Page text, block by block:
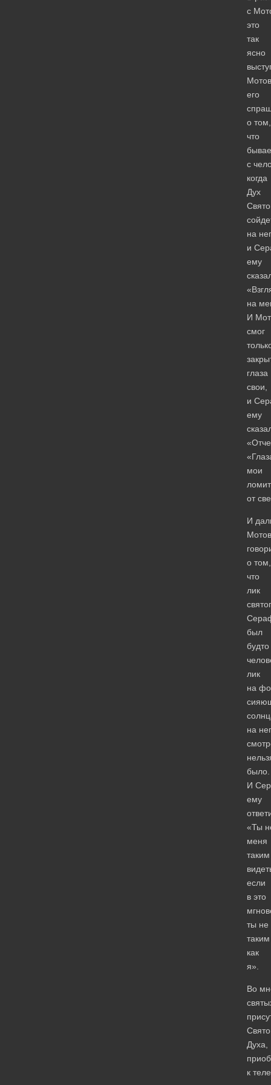
с
это
так
ясно
его
о том,
что
с
когда
Дух
на
и
ему
на
И
смог
глаза
свои,
и
ему
мои
ломит
от
И
о том,
что
лик
был
будто
лик
на
на
было.
И
ему
«Ты
меня
таким
если
в это
ты
как
я».
Во
Духа,
к